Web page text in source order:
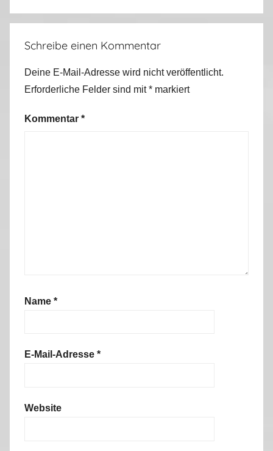
Schreibe einen Kommentar
Deine E-Mail-Adresse wird nicht veröffentlicht.
Erforderliche Felder sind mit* markiert
Kommentar *
Name *
E-Mail-Adresse *
Website